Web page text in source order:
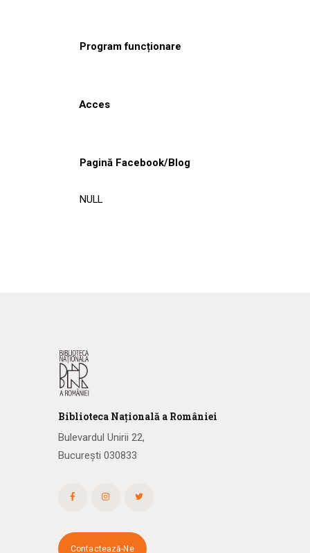
Program funcționare
Acces
Pagină Facebook/Blog
NULL
Biblioteca Națională a României
Bulevardul Unirii 22,
București 030833
Contactează-Ne